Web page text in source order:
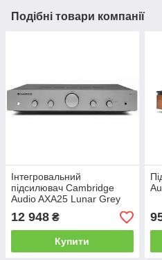
Подібні товари компанії
Інтегровальний
підсилювач Cambridge
Audio AXA25 Lunar Grey
12 948 ₴
Купити